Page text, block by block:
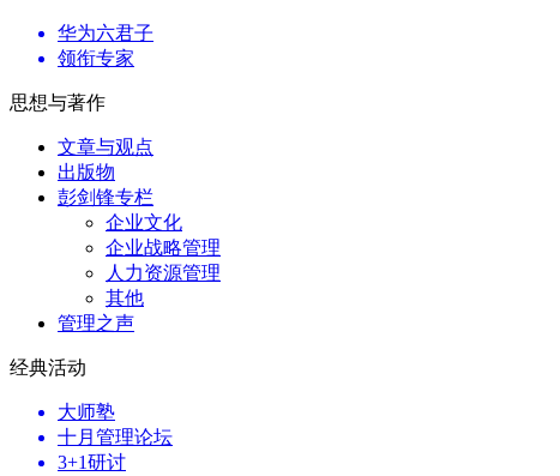
华为六君子
领衔专家
思想与著作
文章与观点
出版物
彭剑锋专栏
企业文化
企业战略管理
人力资源管理
其他
管理之声
经典活动
大师塾
十月管理论坛
3+1研讨